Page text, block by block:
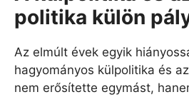
politika külön
Az elmúlt évek egyik
hagyományos külpolitika és
nem erősítette egymást,